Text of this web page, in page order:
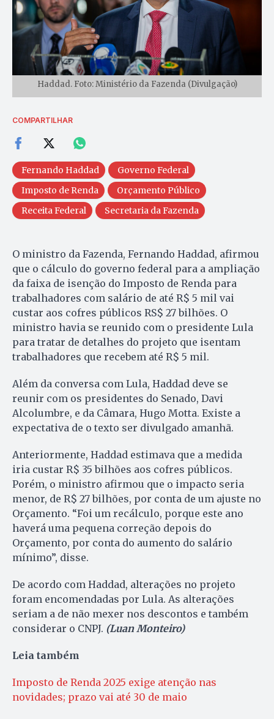
Haddad. Foto: Ministério da Fazenda (Divulgação)
COMPARTILHAR
Fernando Haddad
Governo Federal
Imposto de Renda
Orçamento Público
Receita Federal
Secretaria da Fazenda
O ministro da Fazenda, Fernando Haddad, afirmou
que o cálculo do governo federal para a ampliação
da faixa de isenção do Imposto de Renda para
trabalhadores com salário de até R$ 5 mil vai
custar aos cofres públicos RS$ 27 bilhões. O
ministro havia se reunido com o presidente Lula
para tratar de detalhes do projeto que isentam
trabalhadores que recebem até R$ 5 mil.
Além da conversa com Lula, Haddad deve se
reunir com os presidentes do Senado, Davi
Alcolumbre, e da Câmara, Hugo Motta. Existe a
expectativa de o texto ser divulgado amanhã.
Anteriormente, Haddad estimava que a medida
iria custar R$ 35 bilhões aos cofres públicos.
Porém, o ministro afirmou que o impacto seria
menor, de R$ 27 bilhões, por conta de um ajuste no
Orçamento. “Foi um recálculo, porque este ano
haverá uma pequena correção depois do
Orçamento, por conta do aumento do salário
mínimo”, disse.
De acordo com Haddad, alterações no projeto
foram encomendadas por Lula. As alterações
seriam a de não mexer nos descontos e também
considerar o CNPJ. (Luan Monteiro)
Leia também
Imposto de Renda 2025 exige atenção nas
novidades; prazo vai até 30 de maio